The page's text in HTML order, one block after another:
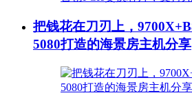
把钱花在刀刃上，
5080打造的海景房主机分享